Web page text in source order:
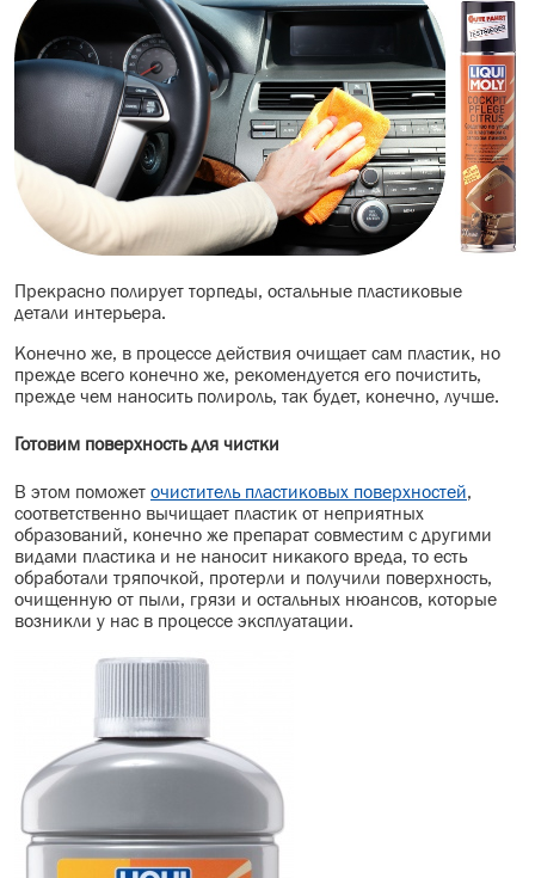
Прекрасно полирует торпеды, остальные пластиковые
детали интерьера.
Конечно же, в процессе действия очищает сам пластик, но
прежде всего конечно же, рекомендуется его почистить,
прежде чем наносить полироль, так будет, конечно, лучше.
Готовим поверхность для чистки
В этом поможет очиститель пластиковых поверхностей,
соответственно вычищает пластик от неприятных
образований, конечно же препарат совместим с другими
видами пластика и не наносит никакого вреда, то есть
обработали тряпочкой, протерли и получили поверхность,
очищенную от пыли, грязи и остальных нюансов, которые
возникли у нас в процессе эксплуатации.